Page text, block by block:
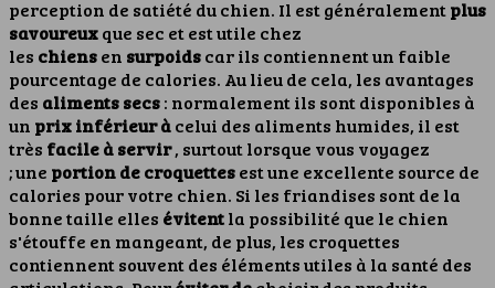
perception de satiété du chien. Il est généralementplus
savoureuxque sec et est utile chez
les chiensen surpoidscar ils contiennent un faible
pourcentage de calories. Au lieu de cela, les avantages
des aliments secs: normalement ils sont disponibles à
un prix inférieur àcelui des aliments humides, il est
très facile à servir, surtout lorsque vous voyagez
; une portion de croquettesest une excellente source de
calories pour votre chien. Si les friandises sont de la
bonne taille elles évitentla possibilité que le chien
s'étouffe en mangeant, de plus, les croquettes
contiennent souvent des éléments utiles à la santé des